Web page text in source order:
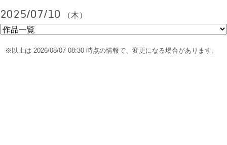
2025/07/10 （木）
※以上は 2026/08/07 08:30 時点の情報で、変更になる場合があります。